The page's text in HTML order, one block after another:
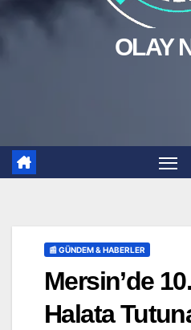
OLAY
📰 GÜNDEM & HABERLER
Mersin’de
Halata